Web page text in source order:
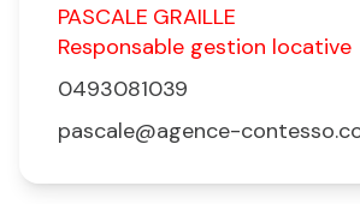
PASCALE GRAILLE
Responsable gestion locative
0493081039
pascale@agence-